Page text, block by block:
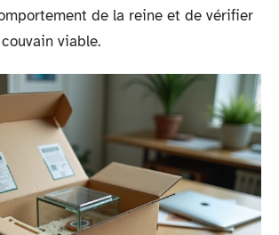
de la reine et de vérifier
viable.